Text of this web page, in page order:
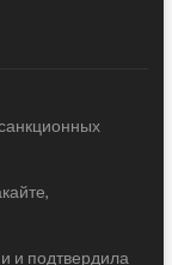
и подтвердила